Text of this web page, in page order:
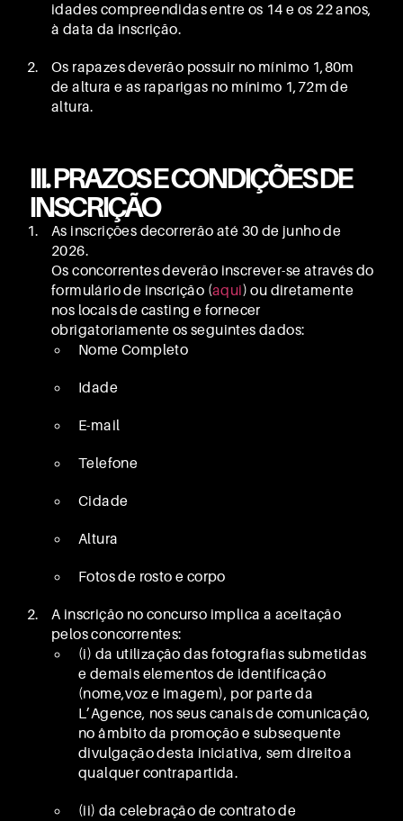
idades compreendidas entre os 14 e os 22 anos,
à data da inscrição.
Os rapazes deverão possuir no mínimo 1,80m
de altura e as raparigas no mínimo 1,72m de
altura.
III. PRAZOS E CONDIÇÕES DE
INSCRIÇÃO
As inscrições decorrerão até 30 de junho de
2026.
Os concorrentes deverão inscrever-se através do
formulário de inscrição (aqui) ou diretamente
nos locais de casting e fornecer
obrigatoriamente os seguintes dados:
Nome Completo
Idade
E-mail
Telefone
Cidade
Altura
Fotos de rosto e corpo
A inscrição no concurso implica a aceitação
pelos concorrentes:
(i) da utilização das fotografias submetidas
e demais elementos de identificação
(nome,voz e imagem), por parte da
L’Agence, nos seus canais de comunicação,
no âmbito da promoção e subsequente
divulgação desta iniciativa, sem direito a
qualquer contrapartida.
(ii) da celebração de contrato de